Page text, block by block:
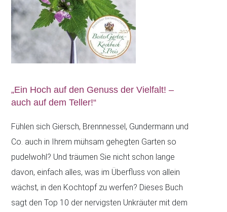
„Ein Hoch auf den Genuss der Vielfalt! –
auch auf dem Teller!“
Fühlen sich Giersch, Brennnessel, Gundermann und
Co. auch in Ihrem mühsam gehegten Garten so
pudelwohl? Und träumen Sie nicht schon lange
davon, einfach alles, was im Überfluss von allein
wächst, in den Kochtopf zu werfen? Dieses Buch
sagt den Top 10 der nervigsten Unkräuter mit dem